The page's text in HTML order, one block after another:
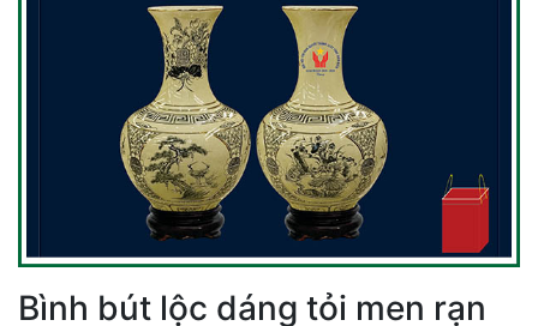
Bình bút lộc dáng tỏi men rạn